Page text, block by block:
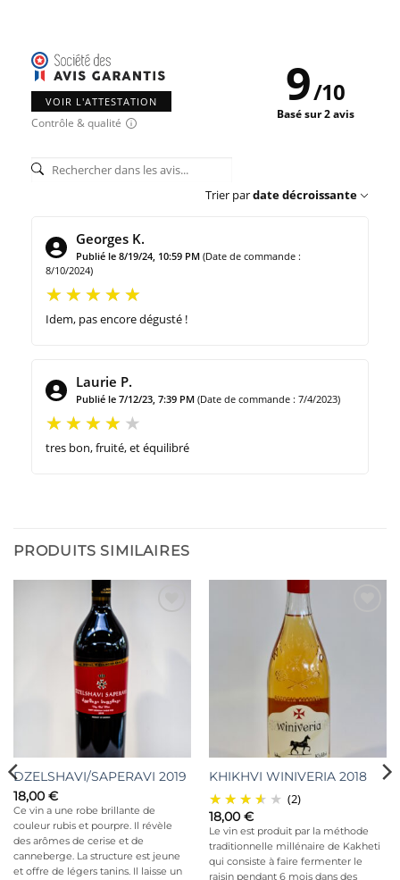
VOIR L'ATTESTATION
Contrôle & qualité
9/10
Basé sur 2 avis
Trier pardate décroissante
Georges K.
Publié le 8/19/24, 10:59 PM (Date de commande :
8/10/2024)
Idem, pas encore dégusté !
Laurie P.
Publié le 7/12/23, 7:39 PM (Date de commande : 7/4/2023)
tres bon, fruité, et équilibré
PRODUITS SIMILAIRES
DZELSHAVI/SAPERAVI 2019
18,00 €
Ce vin a une robe brillante de
couleur rubis et pourpre. Il révèle
des arômes de cerise et de
canneberge. La structure est jeune
et offre de légers tanins. Il laisse un
KHIKHVI WINIVERIA 2018
(2)
18,00 €
Le vin est produit par la méthode
traditionnelle millénaire de Kakheti
qui consiste à faire fermenter le
raisin pendant 6 mois dans des